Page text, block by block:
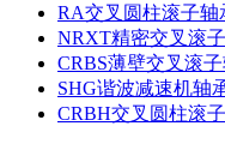
RA交叉圆柱滚子轴
NRXT精密交叉滚
CRBS薄壁交叉滚
SHG谐波减速机轴
CRBH交叉圆柱滚